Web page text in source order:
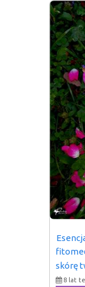
skórę
8 lat